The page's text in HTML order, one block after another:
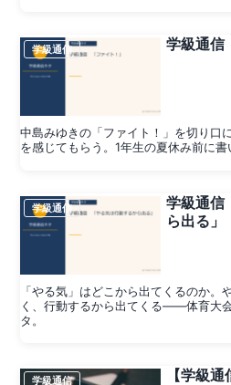
学級通信 学級通信
中島みゆきの「ファイト！」を切り口
を感じてもらう。1年生の夏休み前に書
学級通信
学級通
ら出る」
「やる気」はどこから出てくるのか。
く、行動するから出てくる——体育大
タ。
学級通信
【学級